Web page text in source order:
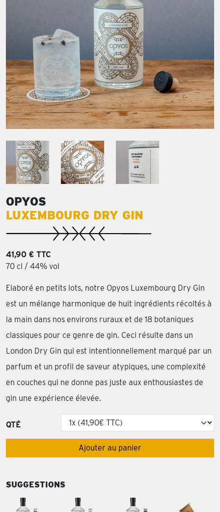
OPYOS
LUXEMBOURG DRY GIN
41,90 € TTC
70 cl / 44% vol
Elaboré en petits lots, notre Opyos Luxembourg Dry Gin
est un mélange harmonique de huit ingrédients récoltés à
la main dans nos environs ruraux et de 18 botaniques
classiques pour ce genre de gin. Ceci résulte dans un
London Dry Gin qui est intentionnellement marqué par un
parfum et un profil de saveur atypiques, une complexité
en couches qui ne donne pas juste aux enthousiastes de
gin une expérience élevée.
QTÉ
Ajouter au panier
SUGGESTIONS